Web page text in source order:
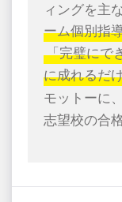
ィングを主
ーム個別指
「完璧にで
に成れるだ
モットーに
志望校の合